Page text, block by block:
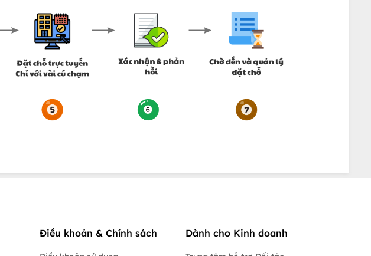
Điều khoản & Chính sách Dành cho Kinh doanh